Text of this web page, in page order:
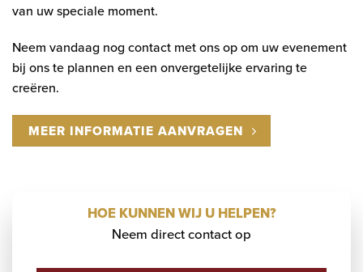
van uw speciale moment.
Neem vandaag nog contact met ons op om uw evenement
bij ons te plannen en een onvergetelijke ervaring te
creëren.
MEER INFORMATIE AANVRAGEN
HOE KUNNEN WIJ U HELPEN?
Neem direct contact op